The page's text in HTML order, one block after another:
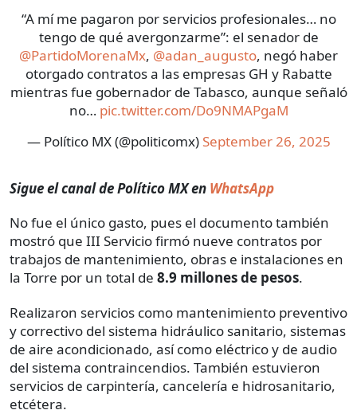
“A mí me pagaron por servicios profesionales… no
tengo de qué avergonzarme”: el senador de
@PartidoMorenaMx, @adan_augusto, negó haber
otorgado contratos a las empresas GH y Rabatte
mientras fue gobernador de Tabasco, aunque señaló
no… pic.twitter.com/Do9NMAPgaM
— Político MX (@politicomx) September 26, 2025
Sigue el canal de Político MX en WhatsApp
No fue el único gasto, pues el documento también
mostró que III Servicio firmó nueve contratos por
trabajos de mantenimiento, obras e instalaciones en
la Torre por un total de 8.9 millones de pesos.
Realizaron servicios como mantenimiento preventivo
y correctivo del sistema hidráulico sanitario, sistemas
de aire acondicionado, así como eléctrico y de audio
del sistema contraincendios. También estuvieron
servicios de carpintería, cancelería e hidrosanitario,
etcétera.